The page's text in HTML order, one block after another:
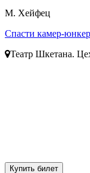
М. Хейфец
Спасти камер-
Театр Шкетана.
Купить билет